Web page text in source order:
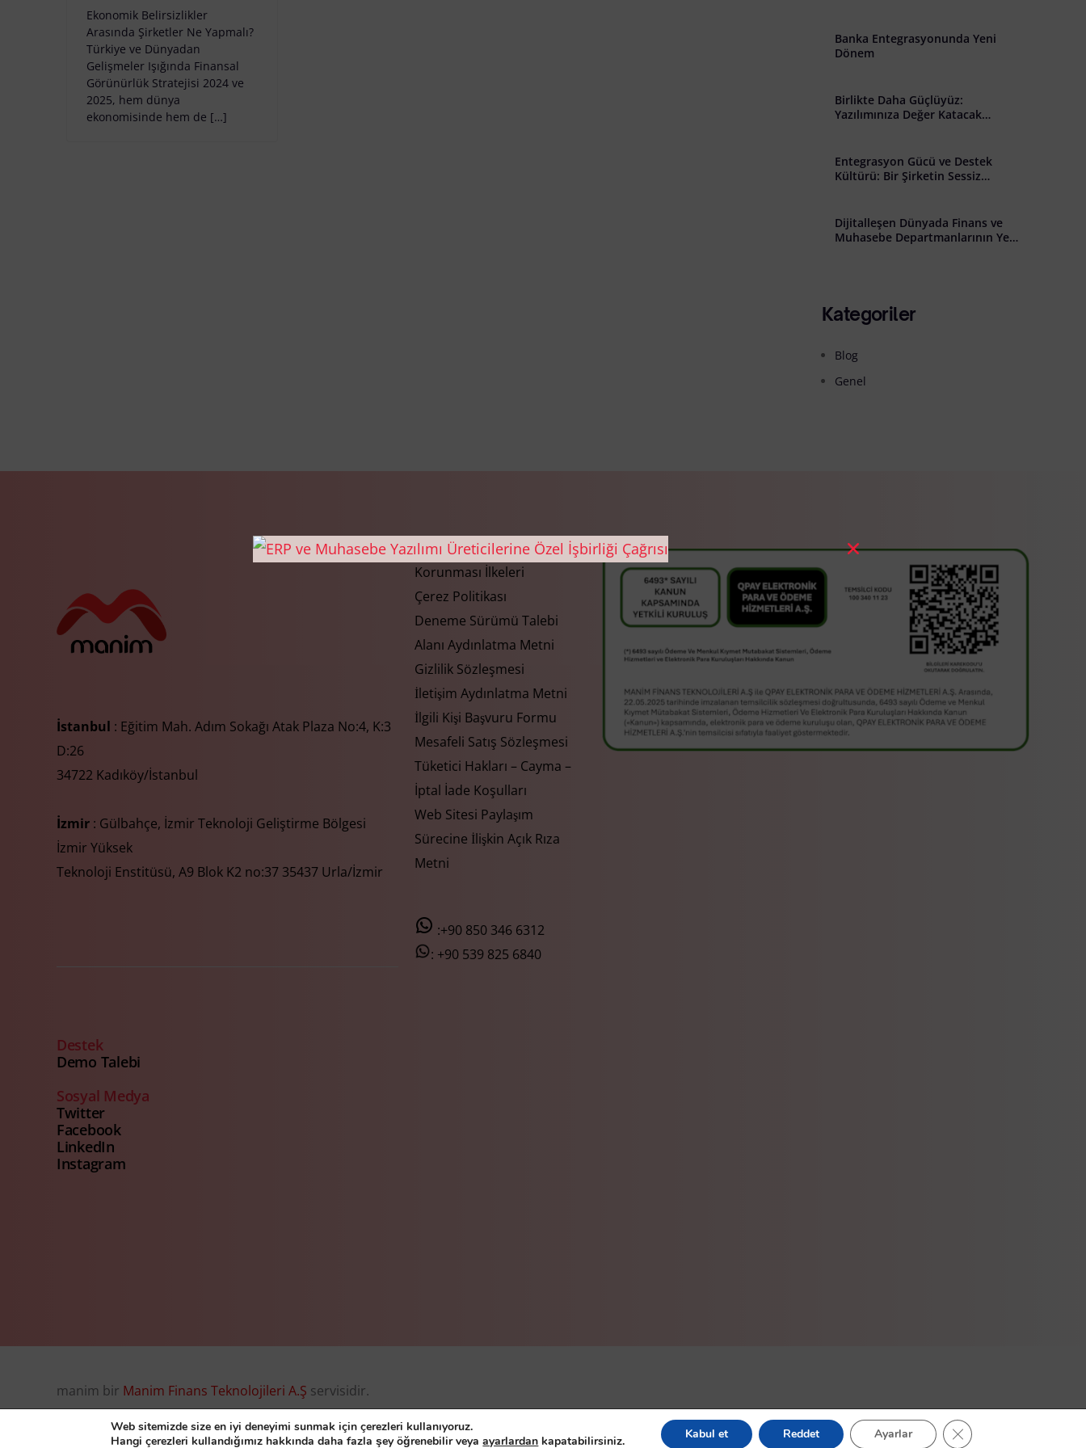
Ekonomik Belirsizlikler
Arasında Şirketler Ne Yapmalı?
Türkiye ve Dünyadan
Gelişmeler Işığında Finansal
Görünürlük Stratejisi 2024 ve
2025, hem dünya
ekonomisinde hem de […]
Banka Entegrasyonunda Yeni
Dönem
Birlikte Daha Güçlüyüz:
Yazılımınıza Değer Katacak
Entegrasyon Gücü ve Destek
Kültürü: Bir Şirketin Sessiz
Dijitalleşen Dünyada Finans ve
Muhasebe Departmanlarının Yeni
Kategoriler
Blog
Genel
İstanbul : Eğitim Mah. Adım Sokağı Atak Plaza No:4, K:3
D:26
34722 Kadıköy/İstanbul
İzmir : Gülbahçe, İzmir Teknoloji Geliştirme Bölgesi
İzmir Yüksek
Teknoloji Enstitüsü, A9 Blok K2 no:37 35437 Urla/İzmir
Destek
Demo Talebi
Sosyal Medya
Twitter
Facebook
LinkedIn
Instagram
Gizlilik ve Kişisel Verilerin
Korunması İlkeleri
Çerez Politikası
Deneme Sürümü Talebi
Alanı Aydınlatma Metni
Gizlilik Sözleşmesi
İletişim Aydınlatma Metni
İlgili Kişi Başvuru Formu
Mesafeli Satış Sözleşmesi
Tüketici Hakları – Cayma –
İptal İade Koşulları
Web Sitesi Paylaşım
Sürecine İlişkin Açık Rıza
Metni
:+90 850 346 6312
: +90 539 825 6840
manim bir Manim Finans Teknolojileri A.Ş servisidir.
© Manim Finans Teknolojileri A.Ş. 2026, all right reserved
Web sitemizde size en iyi deneyimi sunmak için çerezleri kullanıyoruz.
Hangi çerezleri kullandığımız hakkında daha fazla şey öğrenebilir veyaayarlardan kapatabilirsiniz. Kabul et Reddet Ayarlar GDPR çerez şeridini